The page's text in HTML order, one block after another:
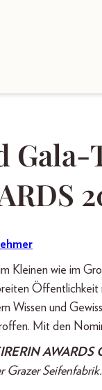
Kleinen wie im
Wissen und
Mit den
AWARDS
Grazer Seifenfabrik.